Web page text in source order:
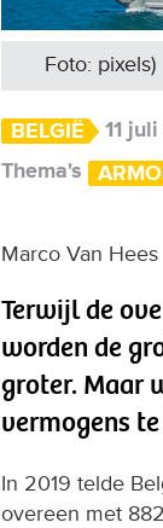
Foto: pixels)
BELGIË
11
Thema's
Marco Van Hees
Terwijl de
worden de
groter. Maar
vermogens
In 2019 telde
overeen met